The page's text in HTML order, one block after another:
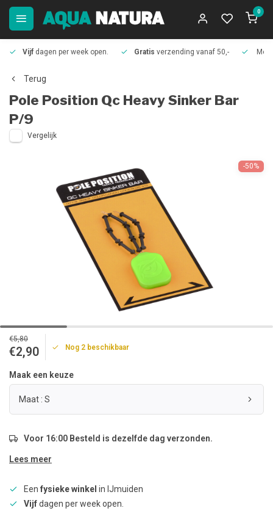
0
Vijf dagen per week open. Gratis verzending vanaf 50,-
Terug
Pole Position Qc Heavy Sinker Bar
P/9
Vergelijk
-50%
€5,80
€2,90 Nog 2 beschikbaar
Maak een keuze
Maat : S
Voor 16:00 Besteld is dezelfde dag verzonden.
Lees meer
Een fysieke winkel in IJmuiden
Vijfdagen per week open.